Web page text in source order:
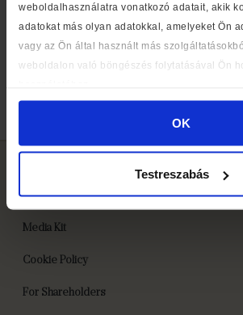
weboldalhasználatra vonatkozó adatait, akik
adatokat más olyan adatokkal, amelyeket Ön
vagy az Ön által használt más
weboldalon való böngészés folytatásával Ön
OK
Testreszabás
introduces grandparents and parents
Media Kit
Cookie Policy
For Shareholders